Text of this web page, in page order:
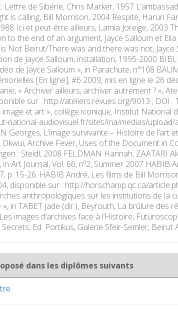
Lettre de Sibérie, Chris Marker, 1957
is calling, Bill Morrison, 2004 Respite, Harun
Ici et peut-être ailleurs, Lamia Joreige, 2003
to the end of an argument, Jayce Salloum et
Not Beirut/There was and there was not,
de Jayce Salloum, installation, 1995-2000
de Jayce Salloum », in Parachute, n°108
[En ligne], #6 2009, mis en ligne le 26
« Archiver ailleurs, archiver autrement ? »,
sur : http://ateliers.revues.org/9013 ; DOI
et art », collège iconique, Institut National
national-audiovisuel.fr/sites/ina/medias/
Georges, L’image survivante – Histoire de
Okwui, Archive Fever, Uses of the Document in
: Steidl, 2008 FELDMAN Hannah, ZAATARI
in Art Journal, Vol. 66, nº2, Summer 2007
p. 15-26. HABIB André, Les films de Bill
disponible sur : http://horschamp.qc.ca/
anthropologiques sur les institutions de la
in TABET Jade (dir.), Beyrouth, La brûlure des
images d’archives face à l’Histoire,
Ed. Portikus, Galerie Sfeir-Semler,
dans les diplômes suivants